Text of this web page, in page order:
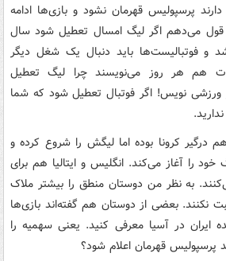
پرسپولیس قهرمان نشود و بازی‌ها ادامه
قول می‌دهم اگر لیگ امسال تعطیل شود سال
و فوتبالیست‌ها باید دنبال یک شغل دیگر
هم هر روز می‌نویسند چرا لیگ تعطیل
نویس! اگر فوتبال تعطیل شود که شما
درگیر کرونا بوده اما لیگش را شروع کرده و
خود را آغاز می‌کند. انگلیس و ایتالیا هم برای
به نظر من دوستان منطق را بیشتر ملاک
نکنند. بعضی از دوستان هم گفته‌اند بازی‌ها
ایران در آسیا معرفی کنید. یعنی سهمیه را
پرسپولیس قهرمان اعلام شود؟